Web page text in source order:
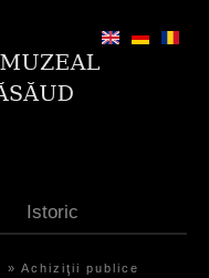
Istoric
» Achiziţii publice